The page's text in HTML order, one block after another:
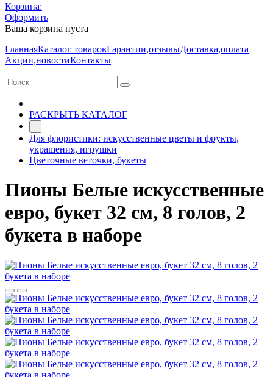
Корзина:
Оформить
Ваша корзина пуста
ГлавнаяКаталог товаровГарантии,отзывыДоставка,оплата
Акции,новостиКонтакты
РАСКРЫТЬ КАТАЛОГ
-
Для флористики: искусственные цветы и фрукты,
украшения, игрушки
Цветочные веточки, букеты
Пионы Белые искусственные
евро, букет 32 см, 8 голов, 2
букета в наборе